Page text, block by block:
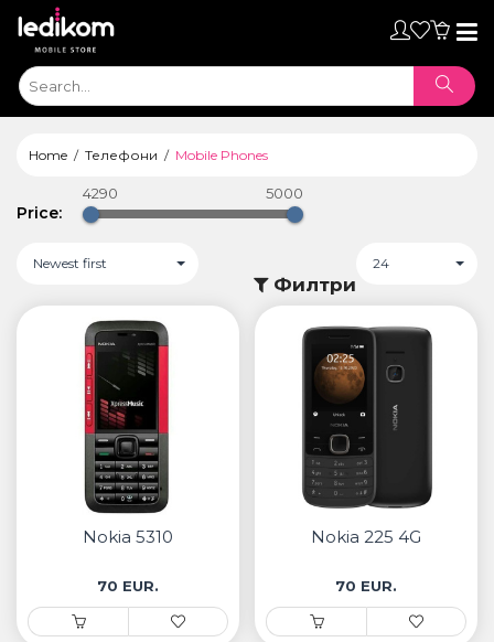
Home Телефони Mobile Phones
Price:
4290 5000
Newest first 24
Филтри
Nokia 5310
70 EUR.
Nokia 225 4G
70 EUR.
ТАБЛЕТИ
• Samsung
РЕМЕНИ ЗА ЧАСОВНИК
• Apple watch